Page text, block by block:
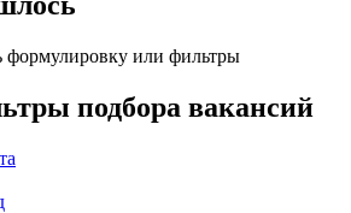
формулировку или фильтры
подбора вакансий